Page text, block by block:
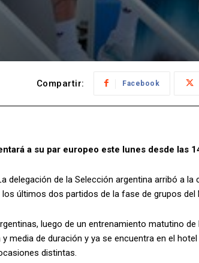
Compartir: Facebook
a su par europeo este lunes desde las
delegación de la Selección argentina arribó a la
últimos dos partidos de la fase de grupos del
luego de un entrenamiento matutino
media de duración y ya se encuentra en el
distintas.